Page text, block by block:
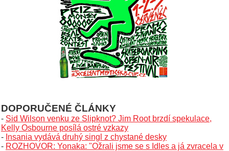
DOPORUČENÉ ČLÁNKY
- Sid Wilson venku ze Slipknot? Jim Root brzdí spekulace,
Kelly Osbourne posílá ostré vzkazy
- Insania vydává druhý singl z chystané desky
- ROZHOVOR: Yonaka: "Ožrali jsme se s Idles a já zvracela v